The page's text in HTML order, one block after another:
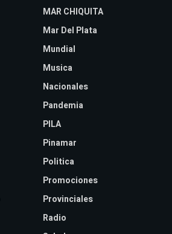
MAR CHIQUITA
Mar Del Plata
Mundial
Musica
Nacionales
Pandemia
PILA
Pinamar
Politica
Promociones
Provinciales
Radio